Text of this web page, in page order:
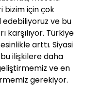
bizim için çok
edebiliyoruz ve bu
karşılıyor. Türkiye
arttı. Siyasi
ilişkilere daha
ve en
gerekiyor.